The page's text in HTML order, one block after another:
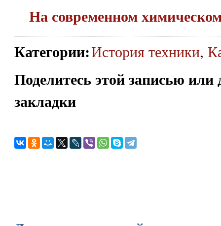
На современном
Категории:История техники,
Поделитесь этой записью или
закладки